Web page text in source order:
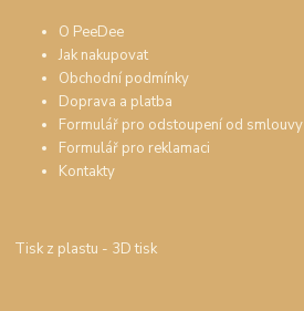
O PeeDee
Jak nakupovat
Obchodní podmínky
Doprava a platba
Formulář pro odstoupení od smlouvy
Formulář pro reklamaci
Kontakty
Tisk z plastu - 3D tisk